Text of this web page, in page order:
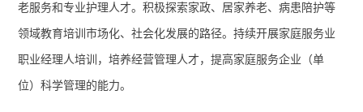
老服务和专业护理人才。积极探索家政、居家养老、病患陪护等
领域教育培训市场化、社会化发展的路径。持续开展家庭服务业
职业经理人培训，培养经营管理人才，提高家庭服务企业（单
位）科学管理的能力。